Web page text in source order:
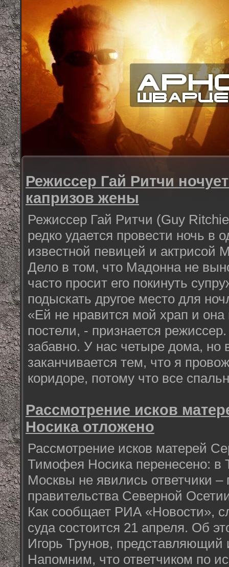
Режиссер Гай Ритчи
капризов жены
Режиссер Гай Ритчи (Guy
редко удается провести ночь в
известной певицей и актрисой
Дело в том, что Мадонна не
часто просит его покинуть
подыскать другое место для
«Ей не нравится мой храп и
постели, - признается
забавно. У нас четыре дома, но
заканчивается тем, что я
коридоре, потому что все
Рассмотрение исков
Носика отложено
Рассмотрение исков матерей
Тимофея Носика перенесено: в
Москвы не явились ответчики –
правительства Северной
Как сообщает РИА «Новости»,
суда состоится 21 апреля. Об
Игорь Трунов, представляющий
Напомним, что ответчиком по